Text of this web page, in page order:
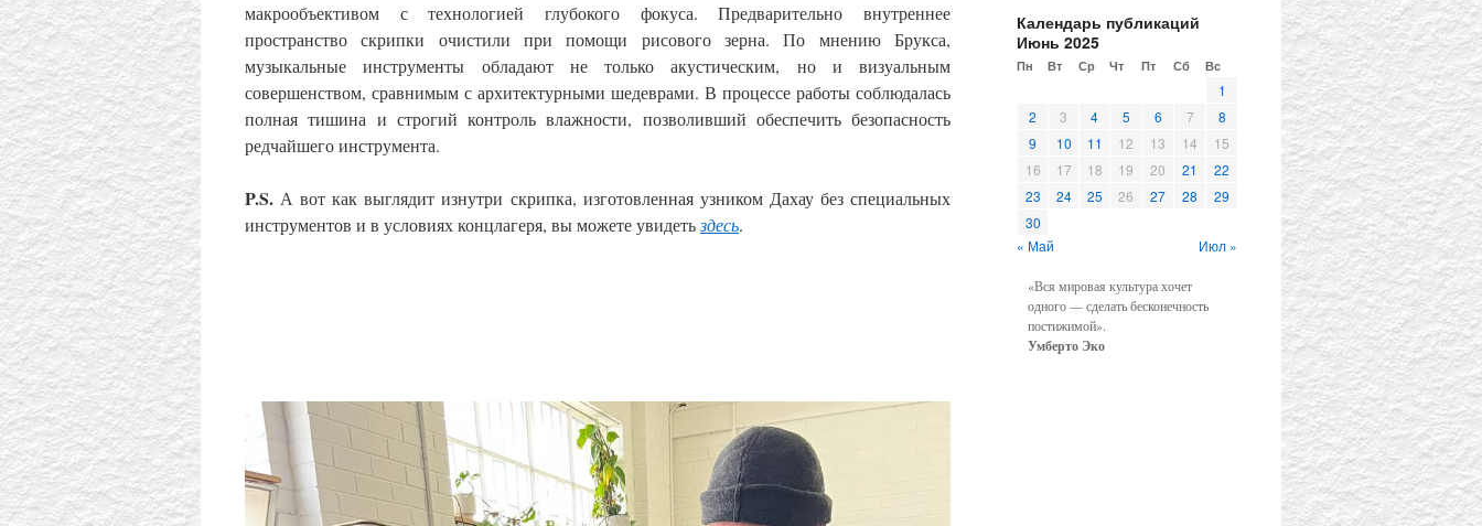
макрообъективом с технологией глубокого фокуса. Предварительно внутреннее
пространство скрипки очистили при помощи рисового зерна. По мнению Брукса,
музыкальные инструменты обладают не только акустическим, но и визуальным
совершенством, сравнимым с архитектурными шедеврами. В процессе работы соблюдалась
полная тишина и строгий контроль влажности, позволивший обеспечить безопасность
редчайшего инструмента.
P.S. А вот как выглядит изнутри скрипка, изготовленная узником Дахау без специальных
инструментов и в условиях концлагеря, вы можете увидетьздесь.
Календарь публикаций
Июнь 2025
Пн Вт Ср Чт Пт Сб Вс
« Май Июл »
1
2
3 4 5 6 7
8
9
10 11 12 13 14
15
16
17 18 19 20 21
22
23
24 25 26 27 28
29
30
«Вся мировая культура хочет
одного — сделать бесконечность
постижимой».
Умберто Эко